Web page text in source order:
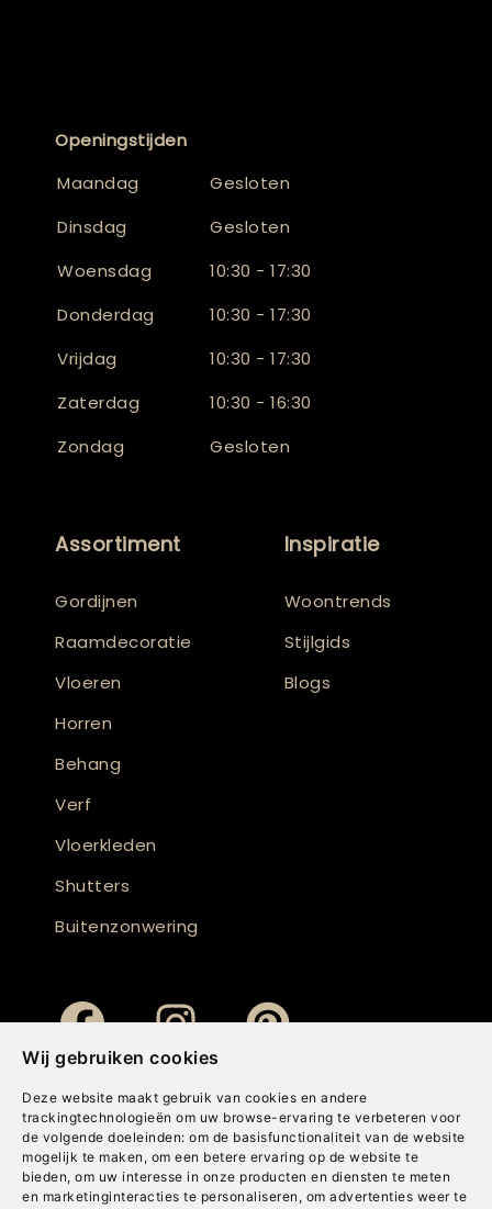
Wij gebruiken cookies
Deze website maakt gebruik van cookies en andere
trackingtechnologieën om uw browse-ervaring te verbeteren voor
de volgende doeleinden: om de basisfunctionaliteit van de website
mogelijk te maken , om een betere ervaring op de website te
bieden, om uw interesse in onze producten en diensten te meten
en marketinginteracties te personaliseren , om advertenties weer te
Openingstijden
Maandag
Gesloten
Dinsdag
Gesloten
Woensdag
10:30 - 17:30
Donderdag
10:30 - 17:30
Vrijdag
10:30 - 17:30
Zaterdag
10:30 - 16:30
Zondag
Gesloten
Assortiment
Gordijnen
Raamdecoratie
Vloeren
Horren
Behang
Verf
Vloerkleden
Shutters
Buitenzonwering
Inspiratie
Woontrends
Stijlgids
Blogs